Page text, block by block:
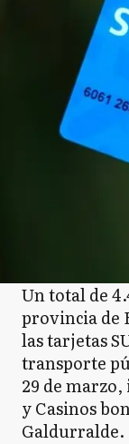
Un total de
provincia de
las tarjetas
transporte
29 de
y Casinos
Galdurralde.